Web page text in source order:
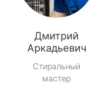
Дмитрий
Аркадьевич
Стиральный
мастер